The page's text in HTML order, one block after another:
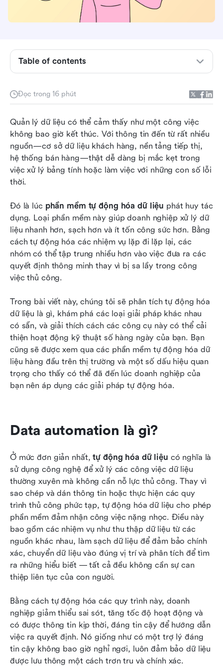
Đọc trong 16 phút
Quản lý dữ liệu có thể cảm thấy như một công việc
không bao giờ kết thúc. Với thông tin đến từ rất nhiều
nguồn—cơ sở dữ liệu khách hàng, nền tảng tiếp thị,
hệ thống bán hàng—thật dễ dàng bị mắc kẹt trong
việc xử lý bảng tính hoặc làm việc với những con số lỗi
thời.
Đó là lúc phần mềm tự động hóa dữ liệu phát huy tác
dụng. Loại phần mềm này giúp doanh nghiệp xử lý dữ
liệu nhanh hơn, sạch hơn và ít tốn công sức hơn. Bằng
cách tự động hóa các nhiệm vụ lặp đi lặp lại, các
nhóm có thể tập trung nhiều hơn vào việc đưa ra các
quyết định thông minh thay vì bị sa lầy trong công
việc thủ công.
Trong bài viết này, chúng tôi sẽ phân tích tự động hóa
dữ liệu là gì, khám phá các loại giải pháp khác nhau
có sẵn, và giải thích cách các công cụ này có thể cải
thiện hoạt động kỹ thuật số hàng ngày của bạn. Bạn
cũng sẽ được xem qua các phần mềm tự động hóa dữ
liệu hàng đầu trên thị trường và một số dấu hiệu quan
trọng cho thấy có thể đã đến lúc doanh nghiệp của
bạn nên áp dụng các giải pháp tự động hóa.
Data automation là gì?
Ở mức đơn giản nhất, tự động hóa dữ liệu có nghĩa là
sử dụng công nghệ để xử lý các công việc dữ liệu
thường xuyên mà không cần nỗ lực thủ công. Thay vì
sao chép và dán thông tin hoặc thực hiện các quy
trình thủ công phức tạp, tự động hóa dữ liệu cho phép
phần mềm đảm nhận công việc nặng nhọc. Điều này
bao gồm các nhiệm vụ như thu thập dữ liệu từ các
nguồn khác nhau, làm sạch dữ liệu để đảm bảo chính
xác, chuyển dữ liệu vào đúng vị trí và phân tích để tìm
ra những hiểu biết — tất cả đều không cần sự can
thiệp liên tục của con người.
Bằng cách tự động hóa các quy trình này, doanh
nghiệp giảm thiểu sai sót, tăng tốc độ hoạt động và
có được thông tin kịp thời, đáng tin cậy để hướng dẫn
việc ra quyết định. Nó giống như có một trợ lý đáng
tin cậy không bao giờ nghỉ ngơi, luôn đảm bảo dữ liệu
được lưu thông một cách trơn tru và chính xác.
Table of contents
Phần mềm tự động hóa dữ liệu là gì?
bạn nên biết
11 phần mềm tự động hóa dữ liệu hàng đầu cho
quy trình làm việc dữ liệu tốt hơn
Tại sao phần mềm tự động hóa dữ liệu mang lại
lợi ích mạnh mẽ
Ví dụ thực tế: Phần mềm tự động hóa dữ liệu
được sử dụng như thế nào trong các ngành
công nghiệp
Những câu hỏi thường gặp
Kết luận